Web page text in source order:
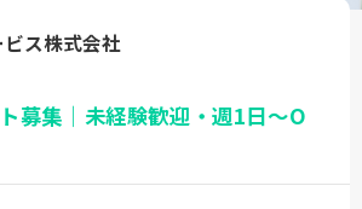
ス株式会社
募集｜未経験歓迎・週1日～O